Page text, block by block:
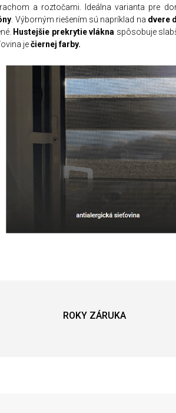
a roztočami. Ideálna varianta pre
ny . Výborným riešením sú napríklad na dvere
Hustejšie prekrytie vlá kna spôsobuje
ječiernej farby.
ROKY ZÁRUKA